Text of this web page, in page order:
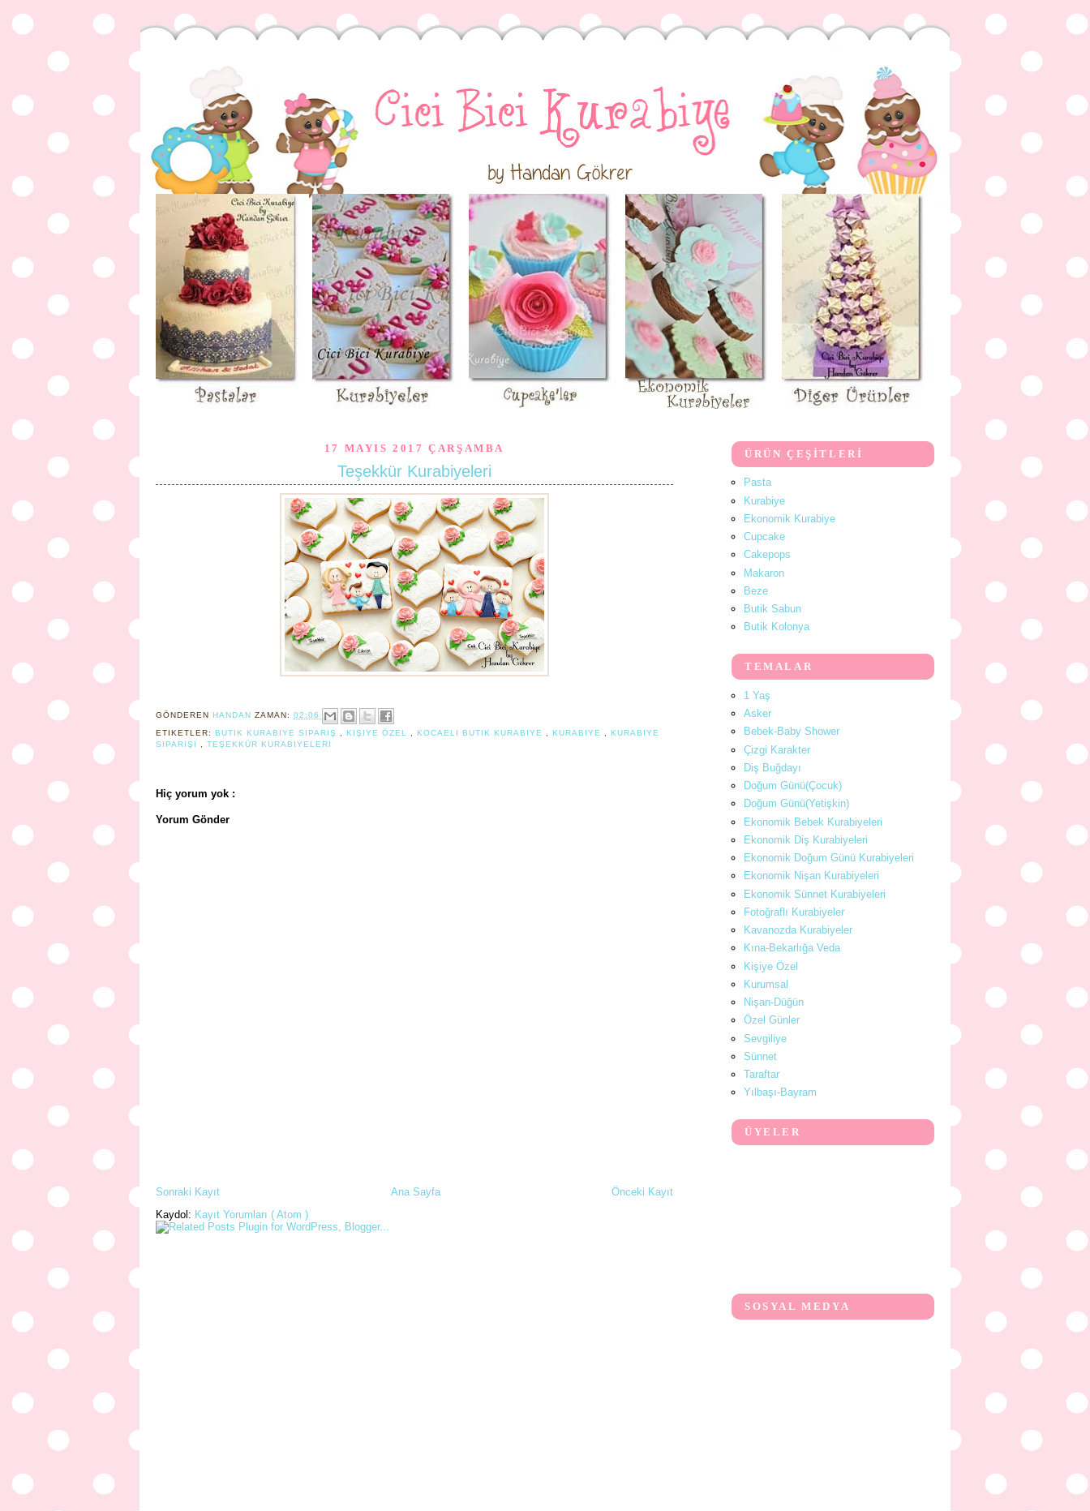
17 MAYIS 2017 ÇARŞAMBA
Teşekkür Kurabiyeleri
GÖNDEREN HANDAN ZAMAN: 02:06
ETIKETLER: BUTIK KURABIYE SIPARIŞ KIŞIYE ÖZEL KOCAELI BUTIK KURABIYE KURABIYE
KURABIYE
SIPARIŞI
TEŞEKKÜR KURABIYELERI
Hiç yorum yok :
Yorum Gönder
Sonraki Kayıt Önceki Kayıt
Ana Sayfa
Kaydol: Kayıt Yorumları ( Atom )
ÜRÜN ÇEŞİTLERİ
Pasta
Kurabiye
Ekonomik Kurabiye
Cupcake
Cakepops
Makaron
Beze
Butik Sabun
Butik Kolonya
TEMALAR
1 Yaş
Asker
Bebek-Baby Shower
Çizgi Karakter
Diş Buğdayı
Doğum Günü(Çocuk)
Doğum Günü(Yetişkin)
Ekonomik Bebek Kurabiyeleri
Ekonomik Diş Kurabiyeleri
Ekonomik Doğum Günü Kurabiyeleri
Ekonomik Nişan Kurabiyeleri
Ekonomik Sünnet Kurabiyeleri
Fotoğraflı Kurabiyeler
Kavanozda Kurabiyeler
Kına-Bekarlığa Veda
Kişiye Özel
Kurumsal
Nişan-Düğün
Özel Günler
Sevgiliye
Sünnet
Taraftar
Yılbaşı-Bayram
ÜYELER
SOSYAL MEDYA